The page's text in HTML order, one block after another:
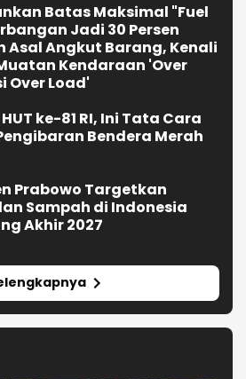
Batas Maksimal "Fuel
Jadi 30 Persen
Asal Angkut Barang, Kenali
Kendaraan 'Over
Over Load'
ke-81 RI, Ini Tata Cara
Bendera Merah
Prabowo Targetkan
Sampah di Indonesia
Akhir 2027